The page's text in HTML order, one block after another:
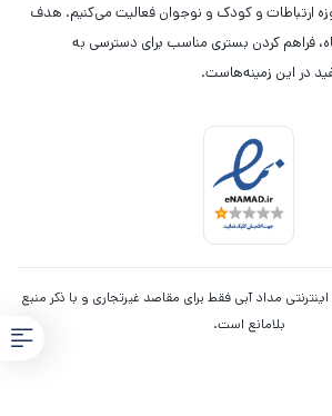
ارتباطات و کودک و نوجوان فعالیت می‌کنیم. هدف
فراهم کردن بستری مناسب برای دسترسی به
در این زمینه‌هاست.
مداد آبی فقط برای مقاصد غیرتجاری و با ذکر منبع
بلامانع است.